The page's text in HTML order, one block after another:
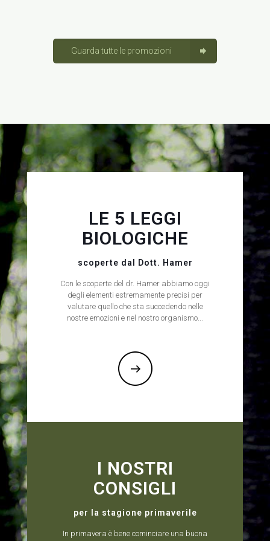
Guarda tutte le promozioni
LE 5 LEGGI
BIOLOGICHE
scoperte dal Dott. Hamer
Con le scoperte del dr. Hamer abbiamo oggi
degli elementi estremamente precisi per
valutare quello che sta succedendo nelle
nostre emozioni e nel nostro organismo...
I NOSTRI
CONSIGLI
per la stagione primaverile
In primavera è bene cominciare una buona